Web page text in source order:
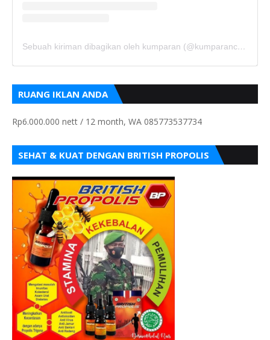
Sebuah kiriman dibagikan oleh kumparan (@kumparancom)
RUANG IKLAN ANDA
Rp6.000.000 nett / 12 month, WA 085773537734
SEHAT & KUAT DENGAN BRITISH PROPOLIS